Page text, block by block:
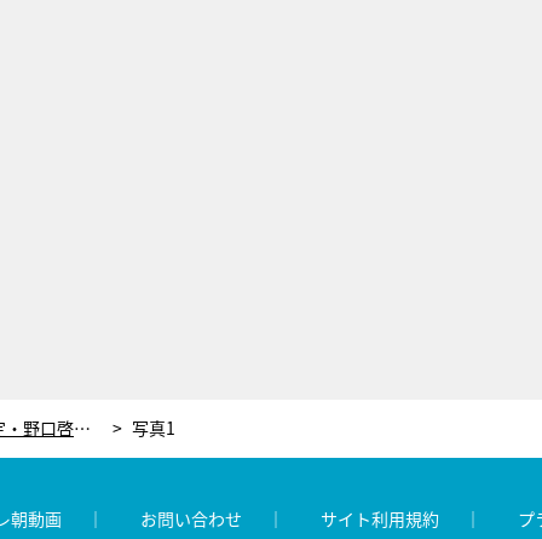
五輪スポーツクライミング出場内定・野口啓代を支える父親の「大胆行動」とは？ 写真1
朝動画 お問い合わせ サイト利用規約 プ